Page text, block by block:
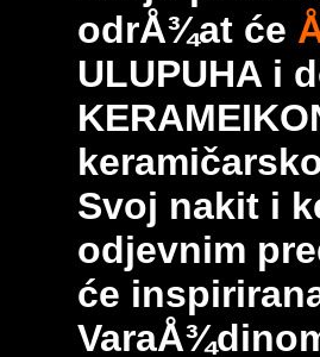
odrÅ¾at će
ULUPUHA i
Svoj nakit i
odjevnim
će